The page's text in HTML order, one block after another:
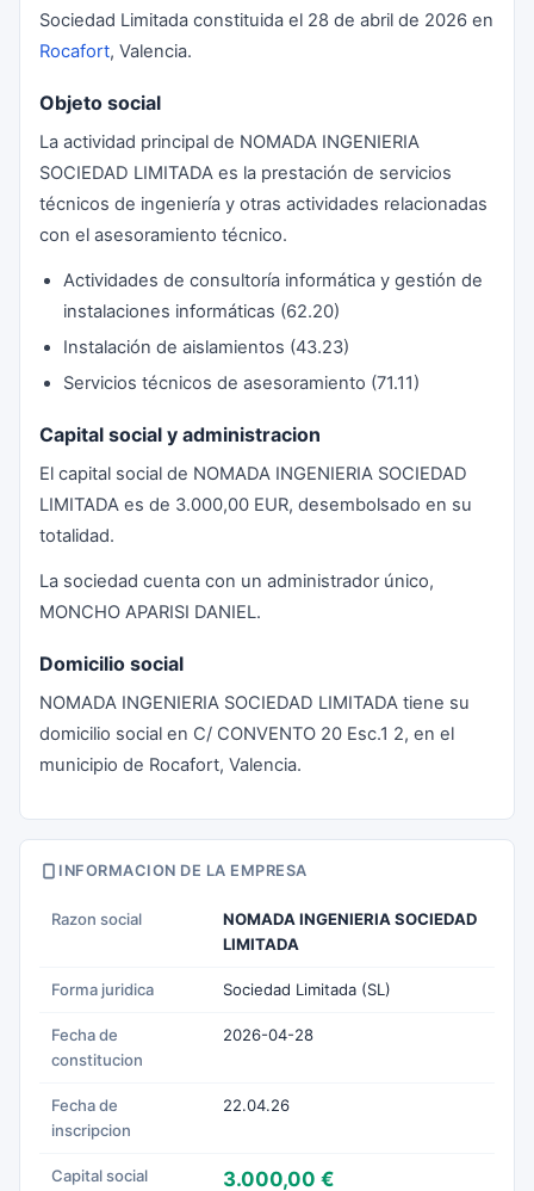
Sociedad Limitada constituida el 28 de abril de 2026 en
Rocafort, Valencia.
Objeto social
La actividad principal de NOMADA INGENIERIA
SOCIEDAD LIMITADA es la prestación de servicios
técnicos de ingeniería y otras actividades relacionadas
con el asesoramiento técnico.
Actividades de consultoría informática y gestión de
instalaciones informáticas (62.20)
Instalación de aislamientos (43.23)
Servicios técnicos de asesoramiento (71.11)
Capital social y administracion
El capital social de NOMADA INGENIERIA SOCIEDAD
LIMITADA es de 3.000,00 EUR, desembolsado en su
totalidad.
La sociedad cuenta con un administrador único,
MONCHO APARISI DANIEL.
Domicilio social
NOMADA INGENIERIA SOCIEDAD LIMITADA tiene su
domicilio social en C/ CONVENTO 20 Esc.1 2, en el
municipio de Rocafort, Valencia.
INFORMACION DE LA EMPRESA
Razon social
NOMADA INGENIERIA SOCIEDAD
LIMITADA
Forma juridica Sociedad Limitada (SL)
Fecha de
constitucion
2026-04-28
Fecha de
inscripcion
22.04.26
Capital social 3.000,00 €